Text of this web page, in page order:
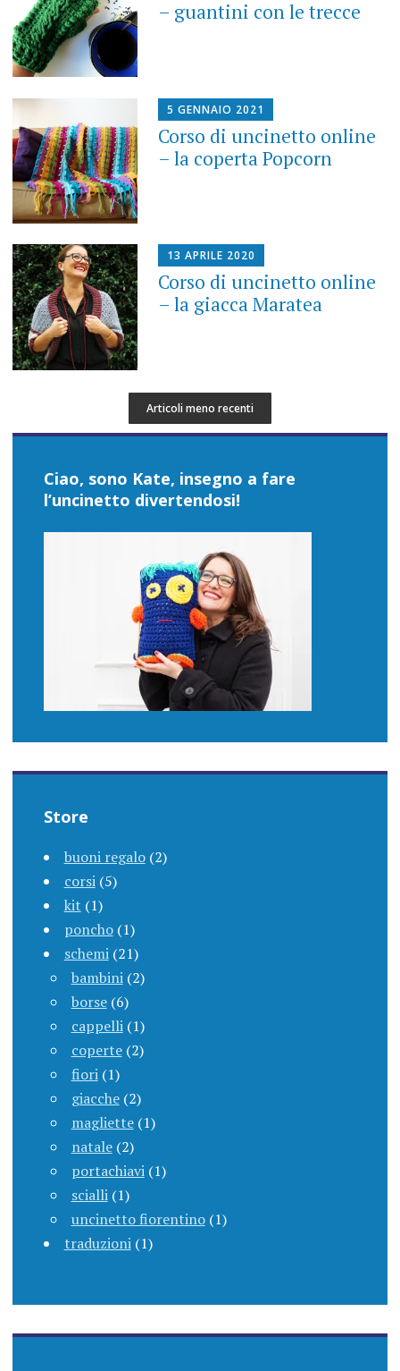
– guantini con le trecce
5 GENNAIO 2021
Corso di uncinetto online
– la coperta Popcorn
13 APRILE 2020
Corso di uncinetto online
– la giacca Maratea
Articoli meno recenti
Ciao, sono Kate, insegno a fare
l’uncinetto divertendosi!
Store
buoni regalo (2)
corsi (5)
kit (1)
poncho (1)
schemi (21)
bambini (2)
borse (6)
cappelli (1)
coperte (2)
fiori (1)
giacche (2)
magliette (1)
natale (2)
portachiavi (1)
scialli (1)
uncinetto fiorentino (1)
traduzioni (1)